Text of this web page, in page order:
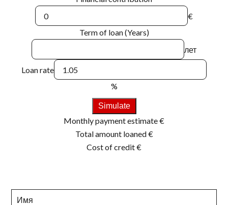
€
Term of loan (Years)
лет
Loan rate
%
Simulate
Monthly payment estimate€
Total amount loaned€
Cost of credit€